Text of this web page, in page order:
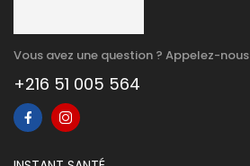
Vous avez une question ? Appelez-nous
+216 51 005 564